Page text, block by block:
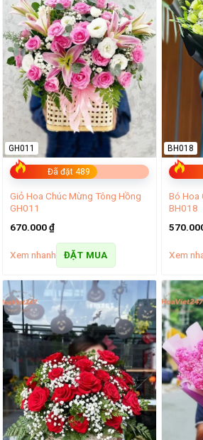
Đã đặt 489
GH011
Giỏ Hoa Chúc Mừng Tông Hồng
GH011
670.000₫
Xem nhanh ĐẶT MUA
BH018
Bó Hoa
BH018
Xem